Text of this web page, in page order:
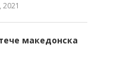
2021
македонска